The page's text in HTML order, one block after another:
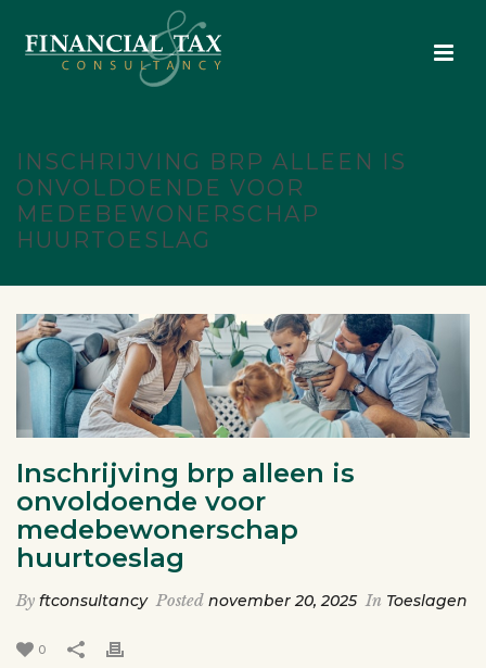
INSCHRIJVING BRP ALLEEN IS
ONVOLDOENDE VOOR
MEDEBEWONERSCHAP
HUURTOESLAG
Inschrijving brp alleen is
onvoldoende voor
medebewonerschap
huurtoeslag
By ftconsultancy Posted november 20, 2025 In Toeslagen
0